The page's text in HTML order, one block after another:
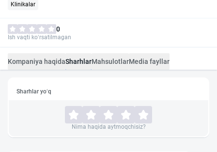
Klinikalar
0
Ish vaqti ko‘rsatilmagan
Kompaniya haqidaSharhlarMahsulotlarMedia fayllar
Sharhlar yo‘q
Nima haqida aytmoqchisiz?